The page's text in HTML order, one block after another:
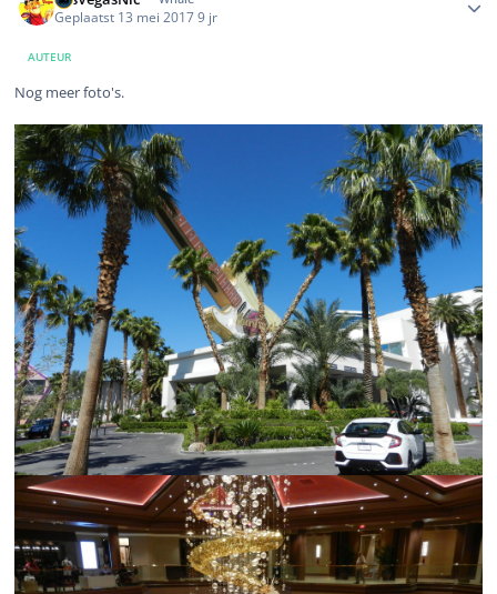
Geplaatst 13 mei 20179 jr
AUTEUR
Nog meer foto's.